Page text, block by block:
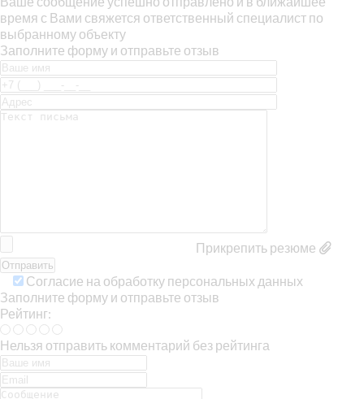
время с Вами свяжется ответственный специалист по
выбранному объекту
Заполните форму и отправьте отзыв
Прикрепить резюме
Согласие на обработку персональных данных
Заполните форму и отправьте отзыв
Рейтинг:
Нельзя отправить комментарий без рейтинга